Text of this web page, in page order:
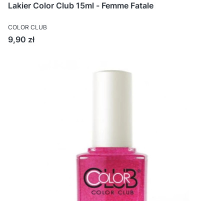
Lakier Color Club 15ml - Femme Fatale
COLOR CLUB
Cena
9,90 zł